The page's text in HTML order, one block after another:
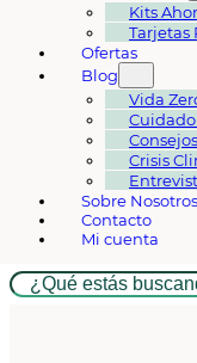
Kits
Tarjetas
Ofertas
Blog
Vida
Crisis
Sobre Nosotros
Contacto
Mi cuenta
Buscar